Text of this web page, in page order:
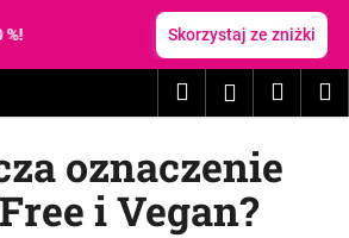
Skorzystaj ze zniżki
SzukajZaloguj
oznaczenie
i Vegan?